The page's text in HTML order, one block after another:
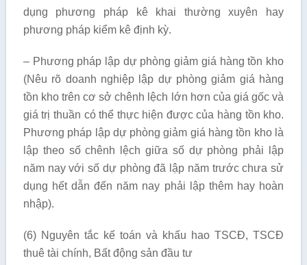
dụng phương pháp kê khai thường xuyên hay
phương pháp kiểm kê định kỳ.
– Phương pháp lập dự phòng giảm giá hàng tồn kho
(Nêu rõ doanh nghiệp lập dự phòng giảm giá hàng
tồn kho trên cơ sở chênh lệch lớn hơn của giá gốc và
giá trị thuần có thể thực hiện được của hàng tồn kho.
Phương pháp lập dự phòng giảm giá hàng tồn kho là
lập theo số chênh lệch giữa số dự phòng phải lập
năm nay với số dự phòng đã lập năm trước chưa sử
dụng hết dẫn đến năm nay phải lập thêm hay hoàn
nhập).
(6) Nguyên tắc kế toán và khấu hao TSCĐ, TSCĐ
thuê tài chính, Bất động sản đầu tư